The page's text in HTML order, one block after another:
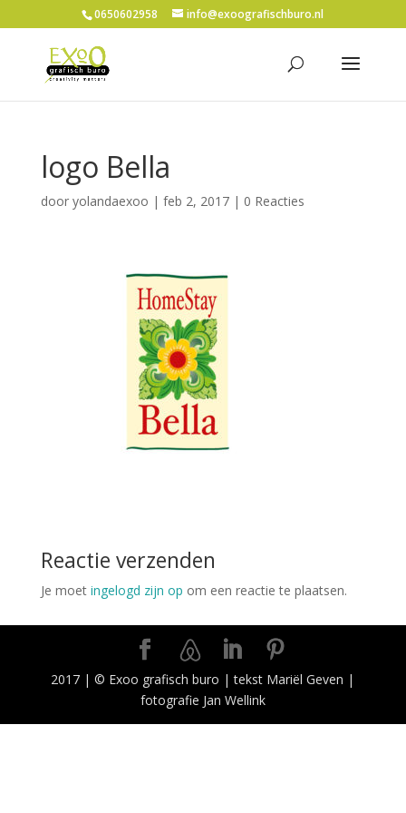
0650602958 info@exoografischburo.nl
logo Bella
door yolandaexoo | feb 2, 2017| 0 Reacties
Reactie verzenden
Je moet ingelogd zijn op om een reactie te plaatsen.
2017 | © Exoo grafisch buro | tekst Mariël Geven |
fotografie Jan Wellink